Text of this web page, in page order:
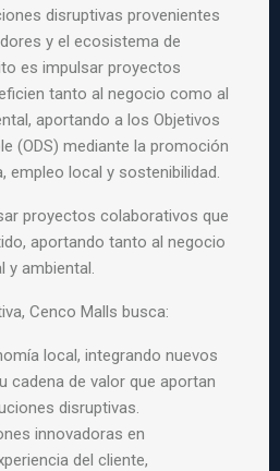
disruptivas provenientes
y el ecosistema de
es impulsar proyectos
tanto al negocio como al
aportando a los Objetivos
(ODS) mediante la promoción
empleo local y sostenibilidad.
proyectos colaborativos que
aportando tanto al negocio
y ambiental.
Cenco Malls busca:
local, integrando nuevos
cadena de valor que aportan
disruptivas.
innovadoras en
del cliente,